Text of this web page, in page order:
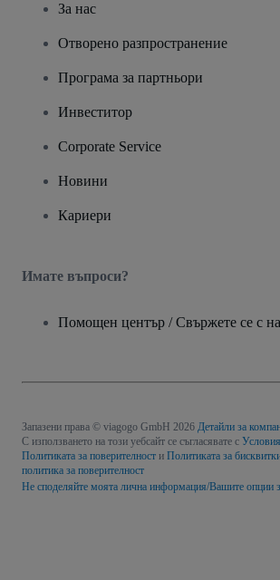
За нас
Отворено разпространение
Програма за партньори
Инвеститор
Corporate Service
Новини
Кариери
Имате въпроси?
Помощен център / Свържете се с
Запазени права © viagogo GmbH 2026 Детайли за
С използването на този уебсайт се съгласявате с
Политиката за поверителност и Политиката за
политика за поверителност
Не споделяйте моята лична информация/Вашите опции